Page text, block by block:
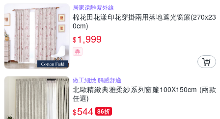
居家遠離紫外線
棉花田花漾印花穿掛兩用落地遮光窗簾(270x23
0cm)
$1,999
券
做工細緻 觸感舒適
北歐精緻典雅柔紗系列窗簾100X150cm (兩款
任選)
$544 86折